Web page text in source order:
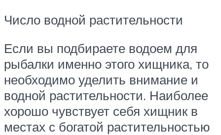
Число водной растительности
Если вы подбираете водоем для
рыбалки именно этого хищника, то
необходимо уделить внимание и
водной растительности. Наиболее
хорошо чувствует себя хищник в
местах с богатой растительностью